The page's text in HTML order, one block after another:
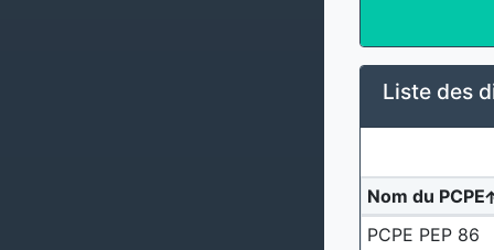
Liste des
Nom du PCPE
PCPE PEP 86